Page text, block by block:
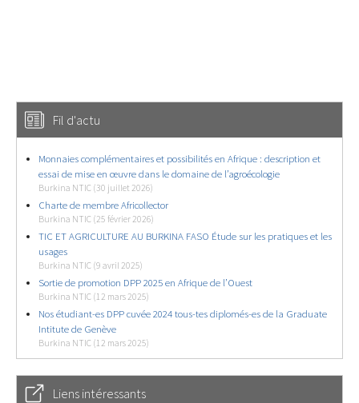
Fil d'actu
Monnaies complémentaires et possibilités en Afrique : description et
essai de mise en œuvre dans le domaine de l’agroécologie
Burkina NTIC (30 juillet 2026)
Charte de membre Africollector
Burkina NTIC (25 février 2026)
TIC ET AGRICULTURE AU BURKINA FASO Étude sur les pratiques et les
usages
Burkina NTIC (9 avril 2025)
Sortie de promotion DPP 2025 en Afrique de l’Ouest
Burkina NTIC (12 mars 2025)
Nos étudiant-es DPP cuvée 2024 tous-tes diplomés-es de la Graduate
Intitute de Genève
Burkina NTIC (12 mars 2025)
Liens intéressants